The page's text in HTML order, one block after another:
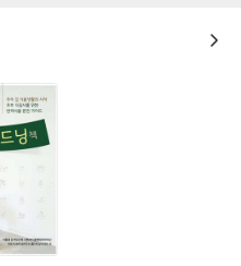
거듭한들 최적의 조명에 대한
명암에 대한 느낌이 크게 달라진
느낀 밝기의 잣대가 필요하다.
경험하고 그곳에서 본 조명의 진
획에 설득력이 생겨나며, 거주자